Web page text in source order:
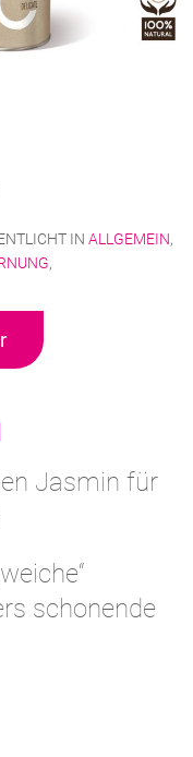
IN ALLGEMEIN,
,
Jasmin für
schonende